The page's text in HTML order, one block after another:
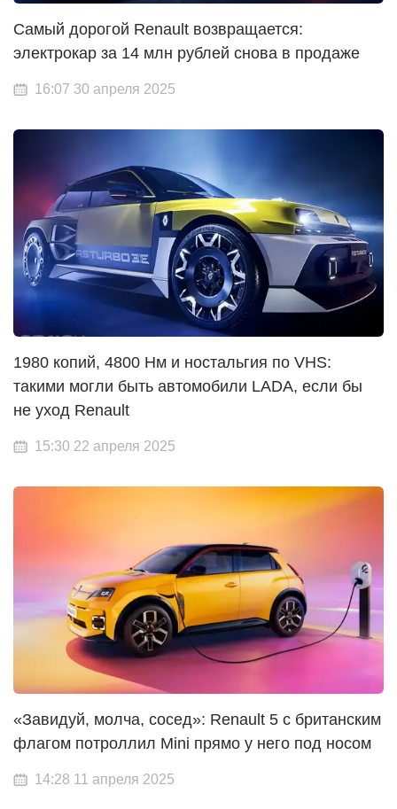
Самый дорогой Renault возвращается:
электрокар за 14 млн рублей снова в продаже
16:07 30 апреля 2025
1980 копий, 4800 Нм и ностальгия по VHS:
такими могли быть автомобили LADA, если бы
не уход Renault
15:30 22 апреля 2025
«Завидуй, молча, сосед»: Renault 5 с британским
флагом потроллил Mini прямо у него под носом
14:28 11 апреля 2025